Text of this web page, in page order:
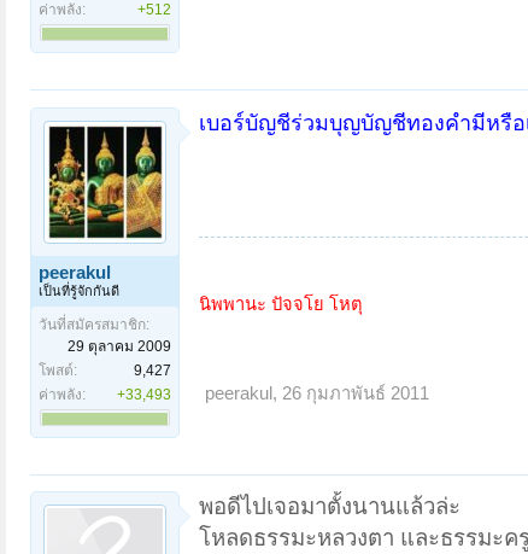
ค่าพลัง:
+512
peerakul
เป็นที่รู้จักกันดี
วันที่สมัครสมาชิก:
29 ตุลาคม 2009
โพสต์:
9,427
ค่าพลัง:
+33,493
เบอร์บัญชีร่วมบุญบัญชีทองคำมีหรือ
นิพพานะ ปัจจโย โหตุ
peerakul , 26 กุมภาพันธ์ 2011
พอดีไปเจอมาตั้งนานแล้วล่ะ
โหลดธรรมะหลวงตา และธรรมะ